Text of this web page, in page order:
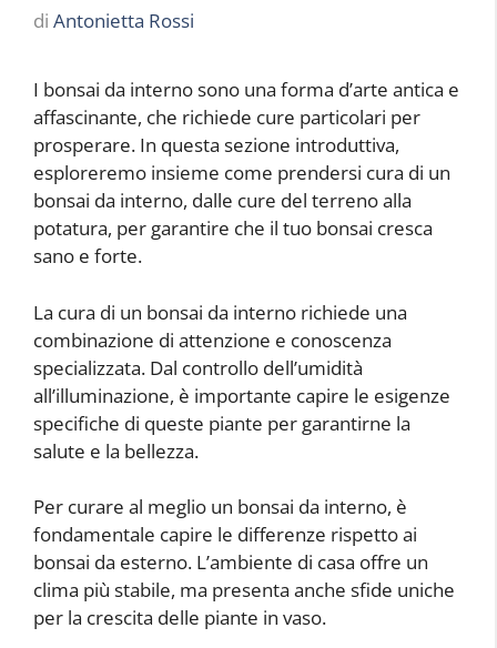
di Antonietta Rossi
I bonsai da interno sono una forma d’arte antica e
affascinante, che richiede cure particolari per
prosperare. In questa sezione introduttiva,
esploreremo insieme come prendersi cura di un
bonsai da interno, dalle cure del terreno alla
potatura, per garantire che il tuo bonsai cresca
sano e forte.
La cura di un bonsai da interno richiede una
combinazione di attenzione e conoscenza
specializzata. Dal controllo dell’umidità
all’illuminazione, è importante capire le esigenze
specifiche di queste piante per garantirne la
salute e la bellezza.
Per curare al meglio un bonsai da interno, è
fondamentale capire le differenze rispetto ai
bonsai da esterno. L’ambiente di casa offre un
clima più stabile, ma presenta anche sfide uniche
per la crescita delle piante in vaso.